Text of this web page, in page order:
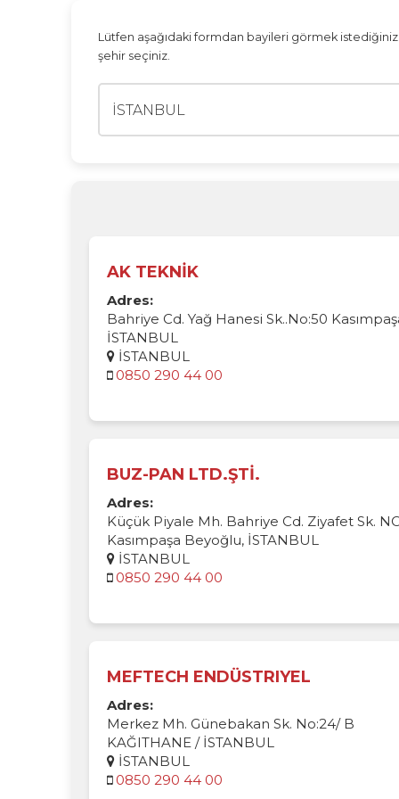
Lütfen aşağıdaki formdan bayileri görmek
şehir seçiniz.
AK TEKNİK
Adres:
Bahriye Cd. Yağ Hanesi Sk..No:50
İSTANBUL
İSTANBUL
0850 290 44 00
BUZ-PAN LTD.ŞTİ.
Adres:
Küçük Piyale Mh. Bahriye Cd. Ziyafet Sk.
Kasımpaşa Beyoğlu, İSTANBUL
İSTANBUL
0850 290 44 00
MEFTECH ENDÜSTRIYEL
Adres:
Merkez Mh. Günebakan Sk. No:24/ B
KAĞITHANE / İSTANBUL
İSTANBUL
0850 290 44 00